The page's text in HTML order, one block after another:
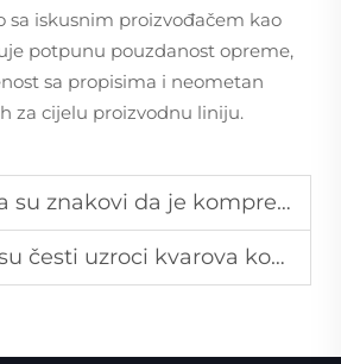
sa iskusnim proizvođačem kao
potpunu pouzdanost opreme,
sa propisima i neometan
za cijelu proizvodnu liniju.
da je kompresor vazduha sa vijcima potreban za hitnu zamjenu?
uzroci kvarova kompresora vazduha i kako ih izbjeći?